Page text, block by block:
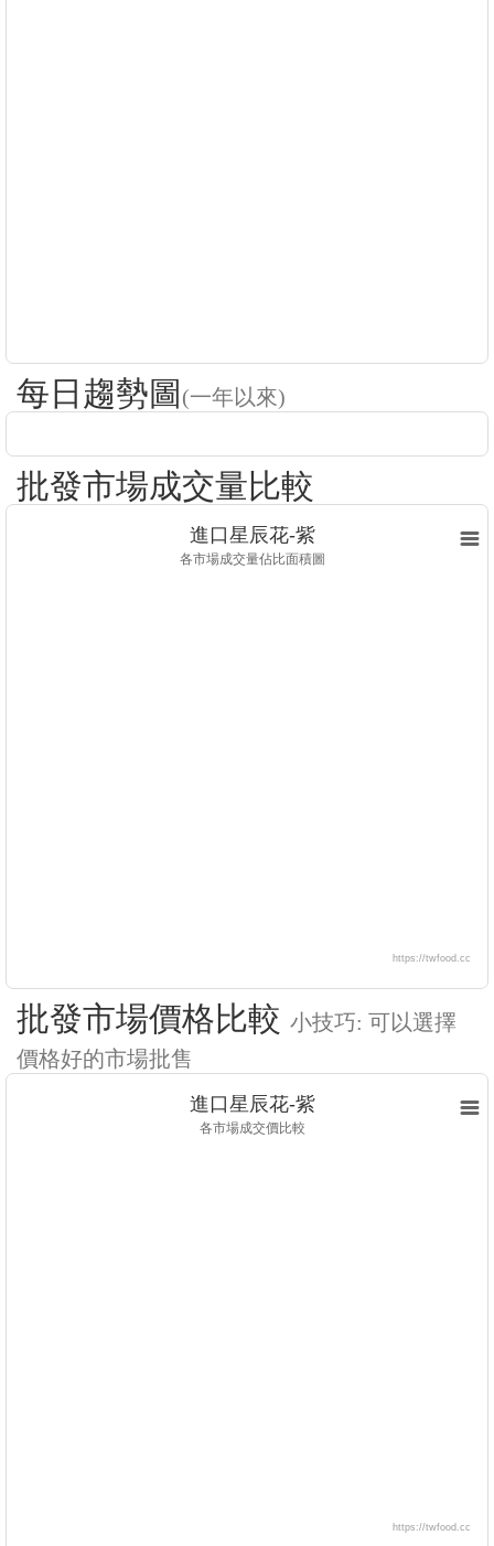
每日趨勢圖 (一年以來)
批發市場成交量比較
進口星辰花-紫
各市場成交量佔比面積圖
https://twfood.cc
批發市場價格比較 小技巧: 可以選擇
價格好的市場批售
進口星辰花-紫
各市場成交價比較
https://twfood.cc